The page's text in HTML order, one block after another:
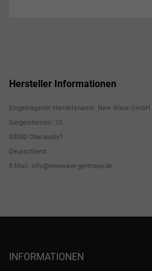
Hersteller Informationen
Eingetragener Handelsname: New Wave GmbH
Geigelsteinstr. 10
83080 Oberaudorf
Deutschland
E-Mail: info@newwave-germany.de
INFORMATIONEN